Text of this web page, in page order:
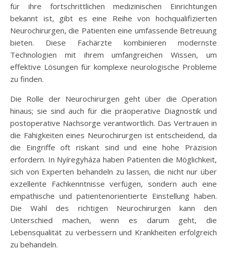
für ihre fortschrittlichen medizinischen Einrichtungen
bekannt ist, gibt es eine Reihe von hochqualifizierten
Neurochirurgen, die Patienten eine umfassende Betreuung
bieten. Diese Fachärzte kombinieren modernste
Technologien mit ihrem umfangreichen Wissen, um
effektive Lösungen für komplexe neurologische Probleme
zu finden.
Die Rolle der Neurochirurgen geht über die Operation
hinaus; sie sind auch für die präoperative Diagnostik und
postoperative Nachsorge verantwortlich. Das Vertrauen in
die Fähigkeiten eines Neurochirurgen ist entscheidend, da
die Eingriffe oft riskant sind und eine hohe Präzision
erfordern. In Nyíregyháza haben Patienten die Möglichkeit,
sich von Experten behandeln zu lassen, die nicht nur über
exzellente Fachkenntnisse verfügen, sondern auch eine
empathische und patientenorientierte Einstellung haben.
Die Wahl des richtigen Neurochirurgen kann den
Unterschied machen, wenn es darum geht, die
Lebensqualität zu verbessern und Krankheiten erfolgreich
zu behandeln.